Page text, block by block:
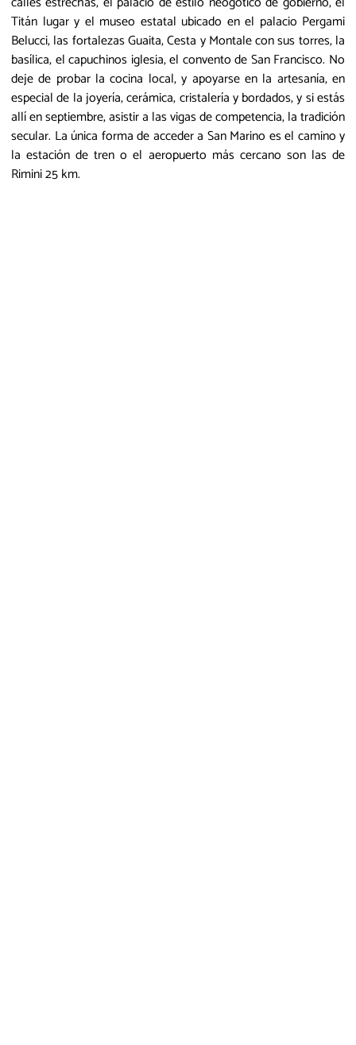
Titán lugar y el museo estatal ubicado en el palacio Pergami
Belucci, las fortalezas Guaita, Cesta y Montale con sus torres, la
basílica, el capuchinos iglesia, el convento de San Francisco. No
deje de probar la cocina local, y apoyarse en la artesanía, en
especial de la joyería, cerámica, cristalería y bordados, y si estás
allí en septiembre, asistir a las vigas de competencia, la tradición
secular. La única forma de acceder a San Marino es el camino y
la estación de tren o el aeropuerto más cercano son las de
Rimini 25 km.